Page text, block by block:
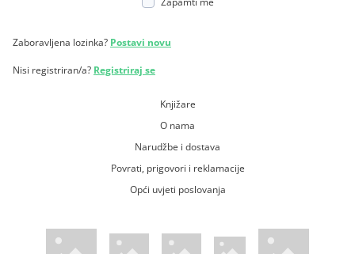
Zaboravljena lozinka? Postavi novu
Nisi registriran/a? Registriraj se
Knjižare
O nama
Narudžbe i dostava
Povrati, prigovori i reklamacije
Opći uvjeti poslovanja
WsPay web stranicaMaestro web stranicaMastercard web stranicaAmerican Express web stranica
Visa web stranica